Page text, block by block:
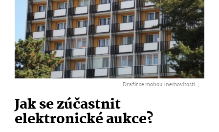
Dražit se mohou i nemovitosti. ,...
Jak se zúčastnit
elektronické aukce?